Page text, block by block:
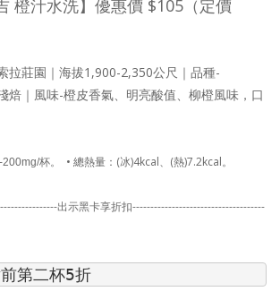
橙汁水洗】優惠價 $105（定價
拉莊園 ｜海拔1,900-2,350公尺｜品種-
焙｜風味-橙皮香氣、明亮酸值、柳橙風味，口
杯。 • 總熱量：(冰)4kcal、(熱)7.2kcal。
出示黑卡享折扣-------------------------------------
第二杯5折